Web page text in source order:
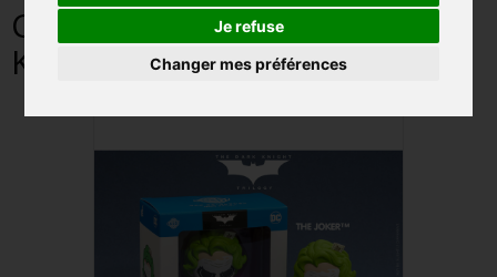
Je refuse
Changer mes préférences
FIGURINES POP MANGA
FIGURINES POP DISNEY
FIGURINES POP MARVEL
FIGURINES POP MUSIQUE
FIGURINES POP SÉRIE TV
FIGURINES POP AUTRES FILMS
COSBI JOKER / THE DARK
KNIGHT / HOT TOYS